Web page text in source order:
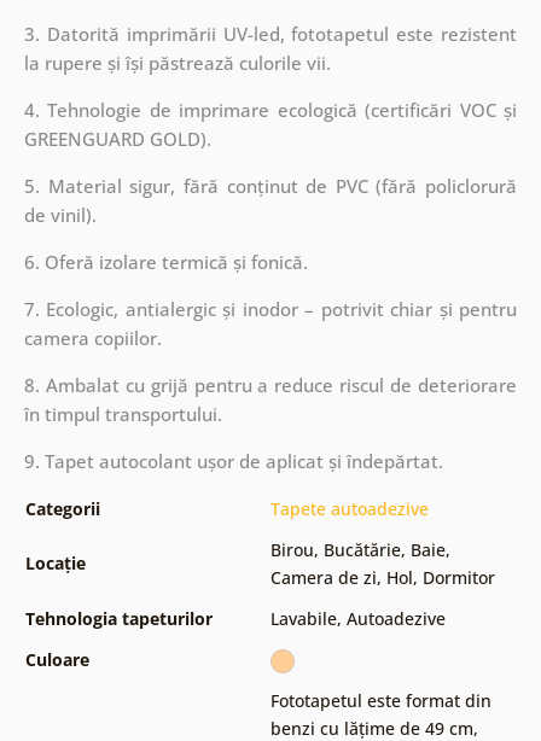
3. Datorită imprimării UV-led, fototapetul este rezistent
la rupere și își păstrează culorile vii.
4. Tehnologie de imprimare ecologică (certificări VOC și
GREENGUARD GOLD).
5. Material sigur, fără conținut de PVC (fără policlorură
de vinil).
6. Oferă izolare termică și fonică.
7. Ecologic, antialergic și inodor – potrivit chiar și pentru
camera copiilor.
8. Ambalat cu grijă pentru a reduce riscul de deteriorare
în timpul transportului.
9. Tapet autocolant ușor de aplicat și îndepărtat.
Categorii Tapete autoadezive
Locație
Birou, Bucătărie, Baie,
Camera de zi, Hol, Dormitor
Tehnologia tapeturilor
Lavabile, Autoadezive
Culoare
Fototapetul este format din
benzi cu lățime de 49 cm,